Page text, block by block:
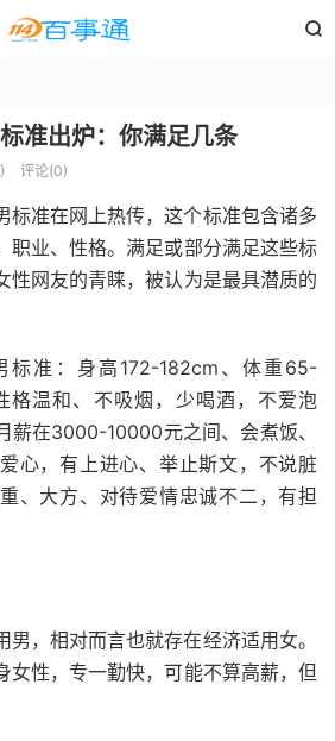

准出炉：你满足几条
评论(0)
标准在网上热传，这个标准包含诸多
职业、性格。满足或部分满足这些标
性网友的青睐，被认为是最具潜质的
标准：身高172-182cm、体重65-
格温和、不吸烟，少喝酒，不爱泡
薪在3000-10000元之间、会煮饭、
心，有上进心、举止斯文，不说脏
、大方、对待爱情忠诚不二，有担
男，相对而言也就存在经济适用女。
女性，专一勤快，可能不算高薪，但